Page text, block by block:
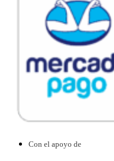
Con el apoyo de